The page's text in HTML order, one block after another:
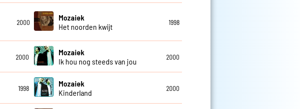
2000
Mozaiek
Het noorden kwijt
1998
2000
Mozaiek
Ik hou nog steeds van jou
2000
1998
Mozaiek
Kinderland
2000